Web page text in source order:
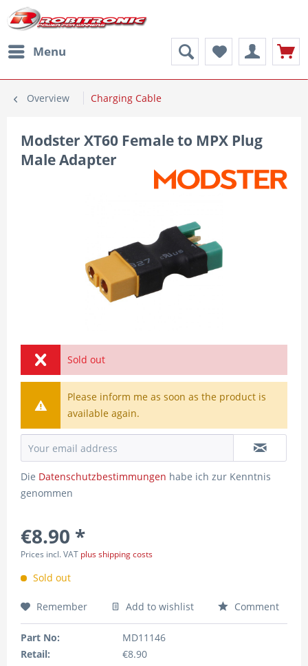
Menu
Overview Charging Cable
Modster XT60 Female to MPX Plug
Male Adapter
Sold out
Please inform me as soon as the product is
available again.
Die Datenschutzbestimmungen habe ich zur Kenntnis
genommen
€8.90 *
Prices incl. VAT plus shipping costs
Sold out
Remember Add to wishlist Comment
Part No:
MD11146
Retail:
€8.90